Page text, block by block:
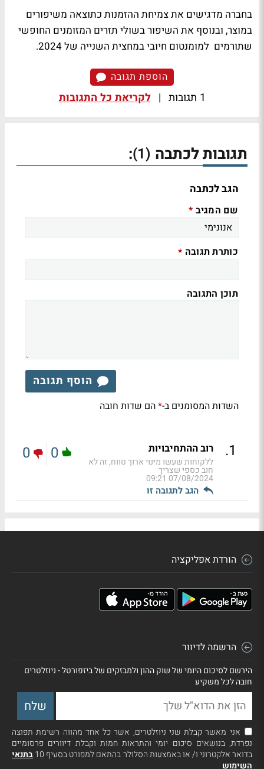
בחברה מדגישים את צמיחת ההזמנות כתוצאה משיפורים
במוצר, ובנוסף את השיפור בשולי תזרים המזומנים החופשי
שתורמים למומנטום חיובי במחצית השנייה של 2024.
הוספת תגובה
1 תגובות | לקריאת כל התגובות
תגובות לכתבה (1)
:
הגב לכתבה
שם המגיב *
כותרת תגובה *
תוכן התגובה
הוסף תגובה
השדות המסומנים ב-*הם שדות חובה
1
. רוב ההתחיבויות
ללקוחות שעשו מינוי ארוך טווח, זה לא
חוב כספי שצריך
07/08/2024 09:21
הגב לתגובה זו
0
0
הורדת אפליקציה
הרשמה לדיוור
הירשם לסיכום היומי של שוק ההון ולמבזקים של ביזפורטל - ניוזלטרים
חובה לכל משקיע
אני מאשר קבלת שני ניוזלטרים, אשר כל אחד מהווה רשימת תפוצה
נפרדת, בנושאים סיכום יומי והתראות חמות וקבלת דיוורים פרסומיים
בדואר אלקטרוני ו/ או באמצעות הסלולר בהתאם למפורט בסעיף 10
בתנאי
השימוש